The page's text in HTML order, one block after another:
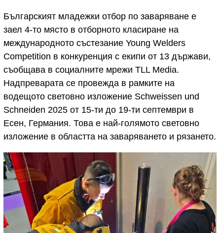
Българският младежки отбор по заваряване е
заел 4-то място в отборното класиране на
международното състезание Young Welders
Competition в конкуренция с екипи от 13 държави,
съобщава в социалните мрежи TLL Media.
Надпреварата се провежда в рамките на
водещото световно изложение Schweissen und
Schneiden 2025 от 15-ти до 19-ти септември в
Есен, Германия. Това е най-голямото световно
изложение в областта на заваряването и рязането.